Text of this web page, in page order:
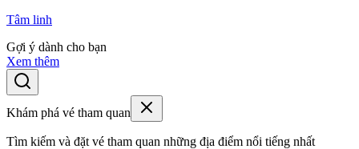
Tâm linh
Gợi ý dành cho bạn
Xem thêm
Khám phá vé tham quan
Tìm kiếm và đặt vé tham quan những địa điểm nổi tiếng nhất